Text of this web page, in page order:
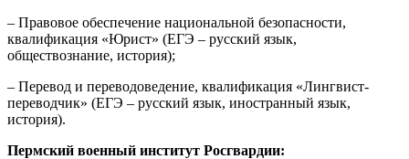
– Правовое обеспечение национальной безопасности,
квалификация «Юрист» (ЕГЭ – русский язык,
обществознание, история);
– Перевод и переводоведение, квалификация «Лингвист-
переводчик» (ЕГЭ – русский язык, иностранный язык,
история).
Пермский военный институт Росгвардии: